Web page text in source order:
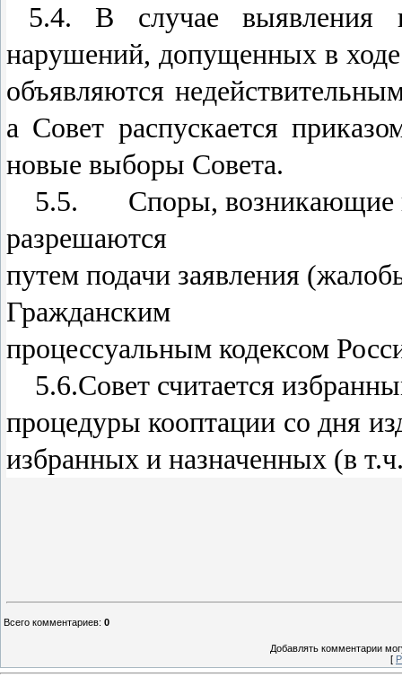
5.4. В случае выявления
нарушений, допущенных в
объявляются
а Совет распускается
новые выборы Совета.
5.5. Споры, возникающие в
разрешаются
путем подачи заявления
Гражданским
процессуальным кодексом
5.6.Совет считается
процедуры кооптации со дня
избранных и назначенных (в
Всего комментариев: 0
Добавлять комментарии
[